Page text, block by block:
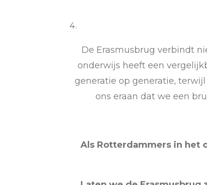
De Erasmusbrug verbindt
onderwijs heeft een
generatie op generatie,
ons eraan dat we een
Als Rotterdammers in het